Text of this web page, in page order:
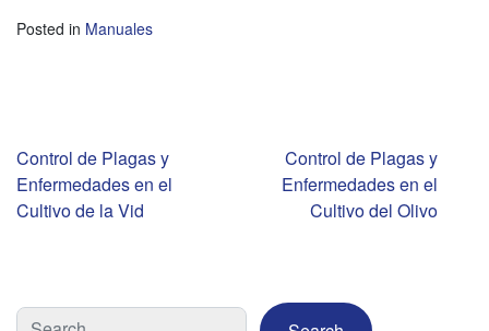
Posted in Manuales
Navegación
de
Control de Plagas y
Enfermedades en el
Cultivo de la Vid
Control de Plagas y
Enfermedades en el
Cultivo del Olivo